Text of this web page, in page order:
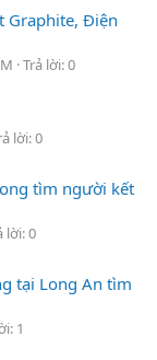
Graphite, Điện
Trả lời: 0
lời: 0
tìm người kết
lời: 0
tại Long An tìm
1